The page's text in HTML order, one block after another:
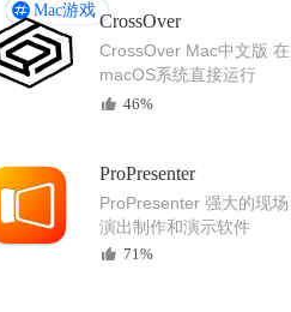
Mac游戏
CrossOver
CrossOver Mac中文版 在
macOS系统直接运行
Windows程序
46%
ProPresenter
ProPresenter 强大的现场
演出制作和演示软件
71%